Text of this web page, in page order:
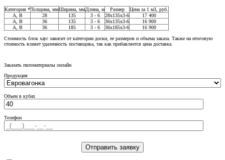
Категория *Толщина, ммШирина, ммДлина, м Размер
Цена за 1 м3, руб.
A, В
28 135 3 - 6 28x135x3-6
17 400
A, В
36 135 3 - 6 36x135x3-6
16 900
A, В
36 185 3 - 6 36x185x3-6
16 900
Стоимость блок хаус зависит от категории доски, ее размеров и объема заказа. Также на итоговую
стоимость влияет удаленность поставщика, так как прибавляется цена доставка.
Заказать пиломатериалы онлайн
Продукция
Объем в кубах
Телефон